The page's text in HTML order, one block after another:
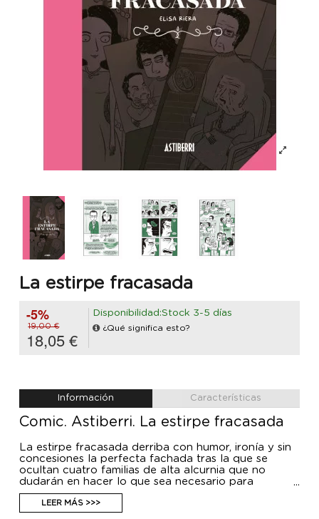
La estirpe fracasada
-5%
19,00 €
18,05 €
Disponibilidad:Stock 3-5 días
¿Qué significa esto?
Información Características
Comic. Astiberri. La estirpe fracasada
La estirpe fracasada derriba con humor, ironía y sin
concesiones la perfecta fachada tras la que se
ocultan cuatro familias de alta alcurnia que no
dudarán en hacer lo que sea necesario para
conservar su estatus Según afirma Elisa Riera, desde
siempre tienden a llegarme historias raras, llamativas
o extrañas. En La estirpe fracasada las he reunido
LEER MÁS >>>